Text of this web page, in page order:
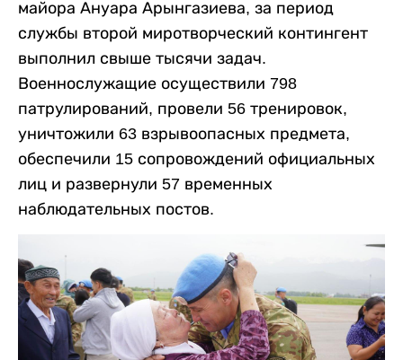
майора Ануара Арынгазиева, за период
службы второй миротворческий контингент
выполнил свыше тысячи задач.
Военнослужащие осуществили 798
патрулирований, провели 56 тренировок,
уничтожили 63 взрывоопасных предмета,
обеспечили 15 сопровождений официальных
лиц и развернули 57 временных
наблюдательных постов.